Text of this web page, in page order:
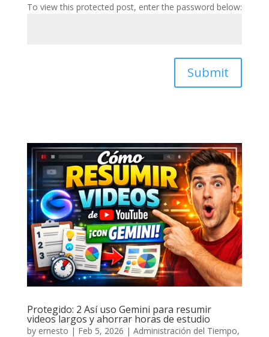
To view this protected post, enter the password below:
Submit
Protegido: 2 Así uso Gemini para resumir
videos largos y ahorrar horas de estudio
by ernesto | Feb 5, 2026 | Administración del Tiempo,